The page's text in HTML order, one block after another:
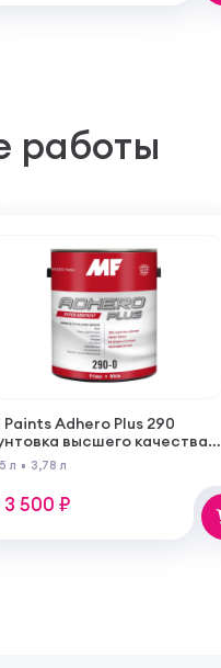
работы
Paints Adhero Plus 290
высшего качества
акрилового латекса
внутренних и наружных
л 3,78 л
3 500 ₽